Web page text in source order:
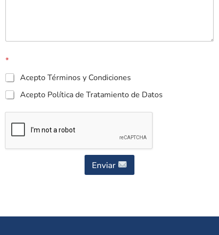
*
Acepto Términos y Condiciones
Acepto Política de Tratamiento de Datos
Enviar